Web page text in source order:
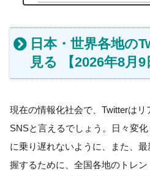
日本・世界各地の
見る 【2026年8月
現在の情報化社会で、Twitterは
SNSと言えるでしょう。日々変
に乗り遅れないように、また、
握するために、全国各地のトレ